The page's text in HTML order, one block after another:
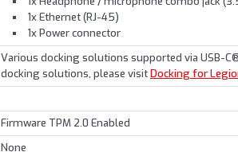
1x Ethernet (RJ-45)
1x Power connector
Various docking solutions supported via USB-
docking solutions, please visitDocking for
Firmware TPM 2.0 Enabled
None